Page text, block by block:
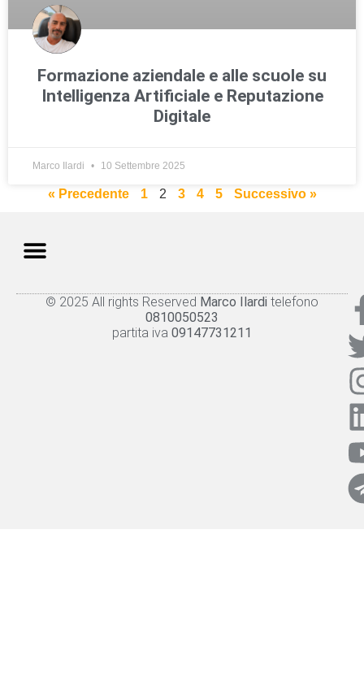
Formazione aziendale e alle scuole su
Intelligenza Artificiale e Reputazione
Digitale
Marco Ilardi 10 Settembre 2025
« Precedente 1 2 3 4 5 Successivo »
© 2025 All rights Reserved Marco Ilardi telefono
0810050523
partita iva 09147731211